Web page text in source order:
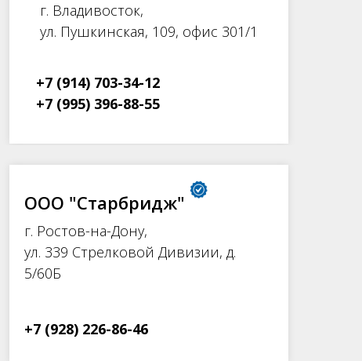
г. Владивосток,
ул. Пушкинская, 109, офис 301/1
+7 (914) 703-34-12
+7 (995) 396-88-55
ООО "Старбридж"
г. Ростов-на-Дону,
ул. 339 Стрелковой Дивизии, д.
5/60Б
+7 (928) 226-86-46